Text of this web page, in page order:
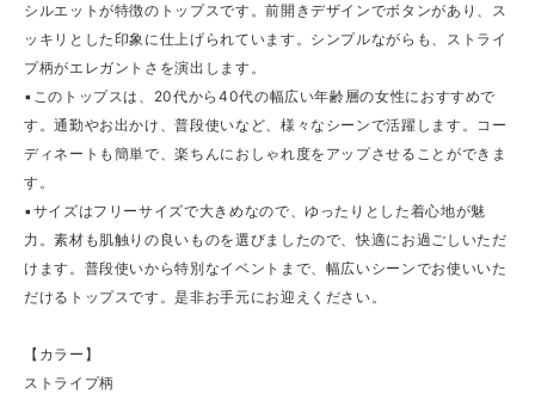
シルエットが特徴のトップスです。前開きデザインでボタンがあり、ス
ッキリとした印象に仕上げられています。シンプルながらも、ストライ
プ柄がエレガントさを演出します。
▪このトップスは、20代から40代の幅広い年齢層の女性におすすめで
す。通勤やお出かけ、普段使いなど、様々なシーンで活躍します。コー
ディネートも簡単で、楽ちんにおしゃれ度をアップさせることができま
す。
▪サイズはフリーサイズで大きめなので、ゆったりとした着心地が魅
力。素材も肌触りの良いものを選びましたので、快適にお過ごしいただ
けます。普段使いから特別なイベントまで、幅広いシーンでお使いいた
だけるトップスです。是非お手元にお迎えください。
【カラー】
ストライプ柄